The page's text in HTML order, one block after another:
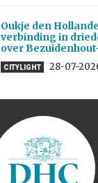
Oukje den
verbinding in
over
CITYLIGHT 28-07-